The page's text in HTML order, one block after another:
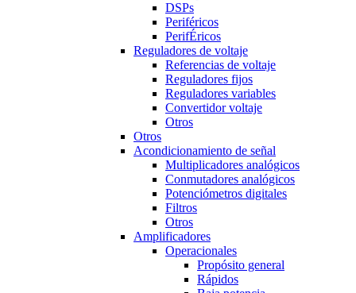
DSPs
Periféricos
PerifÉricos
Reguladores de voltaje
Referencias de voltaje
Reguladores fijos
Reguladores variables
Convertidor voltaje
Otros
Otros
Acondicionamiento de señal
Multiplicadores analógicos
Conmutadores analógicos
Potenciómetros digitales
Filtros
Otros
Amplificadores
Operacionales
Propósito general
Rápidos